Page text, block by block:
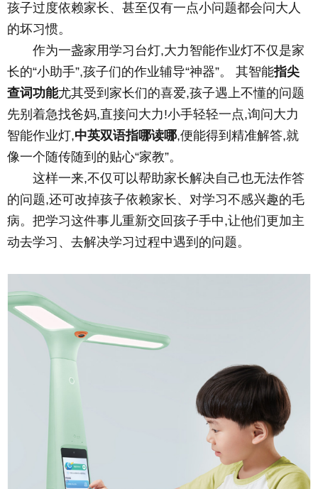
孩子过度依赖家长、甚至仅有一点小问题都会问大人
的坏习惯。
作为一盏家用学习台灯,大力智能作业灯不仅是家
长的“小助手”,孩子们的作业辅导“神器”。 其智能指尖
查词功能尤其受到家长们的喜爱,孩子遇上不懂的问题
先别着急找爸妈,直接问大力!小手轻轻一点,询问大力
智能作业灯,中英双语指哪读哪,便能得到精准解答,就
像一个随传随到的贴心“家教”。
这样一来,不仅可以帮助家长解决自己也无法作答
的问题,还可改掉孩子依赖家长、对学习不感兴趣的毛
病。把学习这件事儿重新交回孩子手中,让他们更加主
动去学习、去解决学习过程中遇到的问题。